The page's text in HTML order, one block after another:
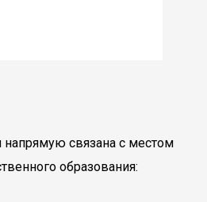
напрямую связана с местом
образования: